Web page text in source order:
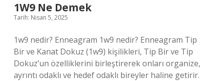
1W9 Ne Demek
Tarih: Nisan 5, 2025
1w9 nedir? Enneagram 1w9 nedir? Enneagram Tip
Bir ve Kanat Dokuz (1w9) kişilikleri, Tip Bir ve Tip
Dokuz’un özelliklerini birleştirerek onları organize,
ayrıntı odaklı ve hedef odaklı bireyler haline getirir.